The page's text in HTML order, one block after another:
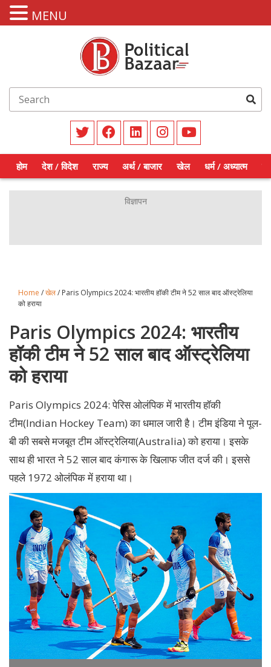
होम देश / विदेश राज्य अर्थ / बाजार खेल धर्म / अध्यात्म
Home /खेल/ Paris Olympics 2024: भारतीय हॉकी टीम ने 52 साल बाद ऑस्ट्रेलिया
को हराया
Paris Olympics 2024: भारतीय
हॉकी टीम ने 52 साल बाद ऑस्ट्रेलिया
को हराया
Paris Olympics 2024: पेरिस ओलंपिक में भारतीय हॉकी
टीम(Indian Hockey Team) का धमाल जारी है। टीम इंडिया ने पूल-
बी की सबसे मजबूत टीम ऑस्ट्रेलिया(Australia) को हराया। इसके
साथ ही भारत ने 52 साल बाद कंगारू के खिलाफ जीत दर्ज की। इससे
पहले 1972 ओलंपिक में हराया था।
MENU